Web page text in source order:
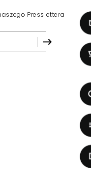
Presslettera